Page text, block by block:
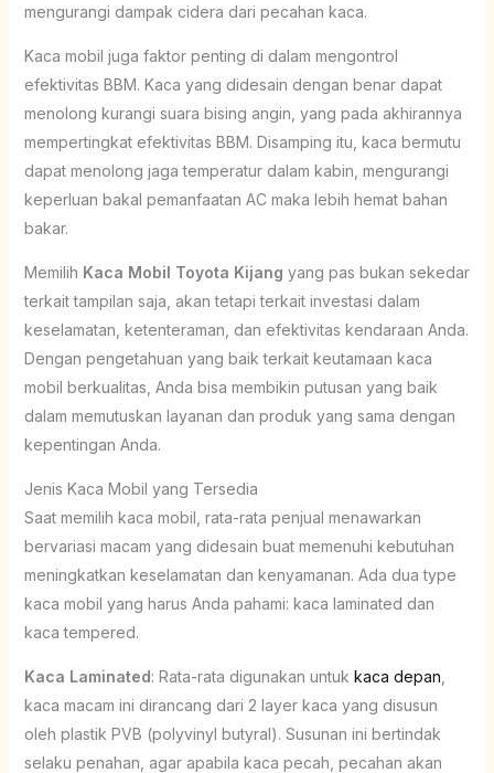
mengurangi dampak cidera dari pecahan kaca.
Kaca mobil juga faktor penting di dalam mengontrol
efektivitas BBM. Kaca yang didesain dengan benar dapat
menolong kurangi suara bising angin, yang pada akhirannya
mempertingkat efektivitas BBM. Disamping itu, kaca bermutu
dapat menolong jaga temperatur dalam kabin, mengurangi
keperluan bakal pemanfaatan AC maka lebih hemat bahan
bakar.
Memilih Kaca Mobil Toyota Kijang yang pas bukan sekedar
terkait tampilan saja, akan tetapi terkait investasi dalam
keselamatan, ketenteraman, dan efektivitas kendaraan Anda.
Dengan pengetahuan yang baik terkait keutamaan kaca
mobil berkualitas, Anda bisa membikin putusan yang baik
dalam memutuskan layanan dan produk yang sama dengan
kepentingan Anda.
Jenis Kaca Mobil yang Tersedia
Saat memilih kaca mobil, rata-rata penjual menawarkan
bervariasi macam yang didesain buat memenuhi kebutuhan
meningkatkan keselamatan dan kenyamanan. Ada dua type
kaca mobil yang harus Anda pahami: kaca laminated dan
kaca tempered.
Kaca Laminated: Rata-rata digunakan untuk kaca depan
kaca macam ini dirancang dari 2 layer kaca yang disusun
oleh plastik PVB (polyvinyl butyral). Susunan ini bertindak
selaku penahan, agar apabila kaca pecah, pecahan akan